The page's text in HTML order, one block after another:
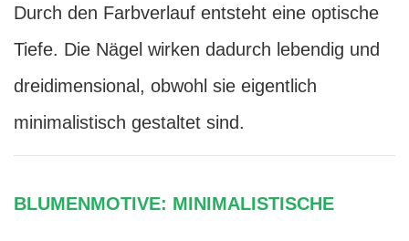
Durch den Farbverlauf entsteht eine optische
Tiefe. Die Nägel wirken dadurch lebendig und
dreidimensional, obwohl sie eigentlich
minimalistisch gestaltet sind.
BLUMENMOTIVE: MINIMALISTISCHE